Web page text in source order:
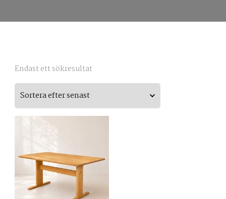
Endast ett sökresultat